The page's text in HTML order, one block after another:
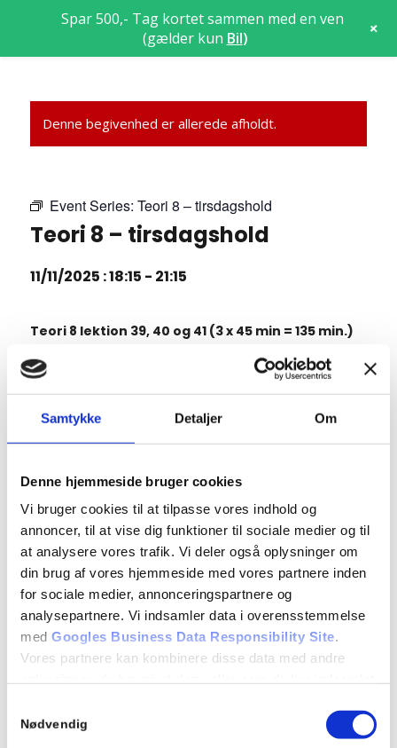
Samtykke Detaljer Om
Denne hjemmeside bruger cookies
Vi bruger cookies til at tilpasse vores indhold og
annoncer, til at vise dig funktioner til sociale medier og til
at analysere vores trafik. Vi deler også oplysninger om
din brug af vores hjemmeside med vores partnere inden
for sociale medier, annonceringspartnere og
analysepartnere. Vi indsamler data i overensstemmelse
med Googles Business Data Responsibility Site.
Vores partnere kan kombinere disse data med andre
Se Cookie & Privatlivspolitik
Nødvendig
Denne begivenhed er allerede afholdt.
Event Series: Teori 8 – tirsdagshold
Teori 8 – tirsdagshold
11/11/2025 : 18:15 - 21:15
Teori 8 lektion 39, 40 og 41 (3 x 45 min = 135 min.)
Manøvrer på vej
7.18 Standsning og parkering
7.20 Kørsel i tunnel
7.21 Letbane
Detaljer
Dato:
11/11/2025
Tidspunkt:
18:15 - 21:15
Teori 8 – tirsdagshold
Spar 500,- Tag kortet sammen med en ven
(gælder kun Bil) +